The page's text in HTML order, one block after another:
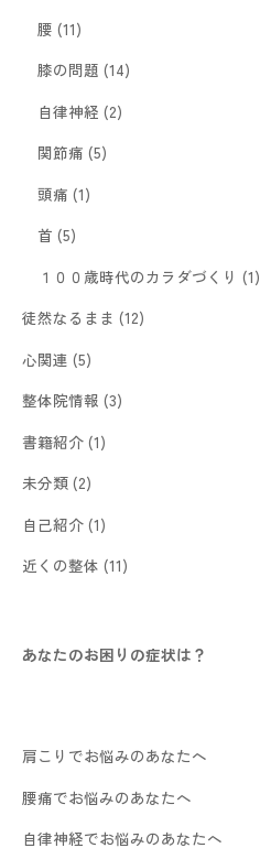
腰 (11)
膝の問題 (14)
自律神経 (2)
関節痛 (5)
頭痛 (1)
首 (5)
１００歳時代のカラダづくり (1)
徒然なるまま (12)
心関連 (5)
整体院情報 (3)
書籍紹介 (1)
未分類 (2)
自己紹介 (1)
近くの整体 (11)
あなたのお困りの症状は？
肩こりでお悩みのあなたへ
腰痛でお悩みのあなたへ
自律神経でお悩みのあなたへ